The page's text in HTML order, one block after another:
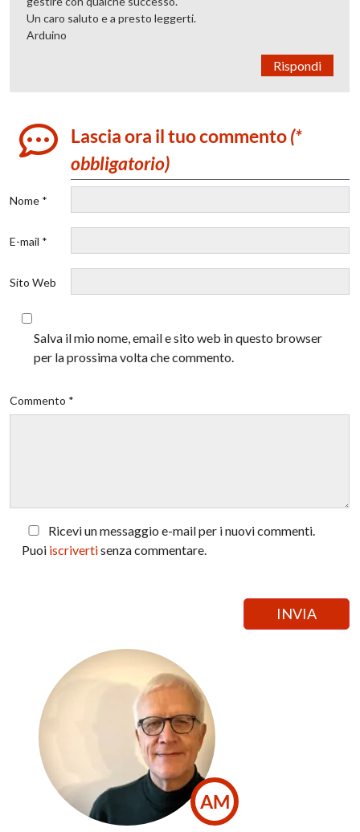
Un caro saluto e a presto leggerti.
Arduino
Rispondi
Lascia ora il tuo commento(*
obbligatorio)
Nome *
E-mail *
Sito Web
Salva il mio nome, email e sito web in questo browser
per la prossima volta che commento.
Commento *
Ricevi un messaggio e-mail per i nuovi commenti.
Puoi iscrivertisenza commentare.
AM